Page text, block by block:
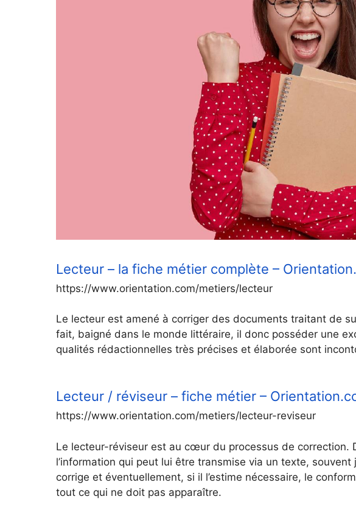
Lecteur – la fiche métier complète –
https://www.orientation.com/metiers/lecteur
Le lecteur est amené à corriger des documents traitant de
fait, baigné dans le monde littéraire, il donc posséder une
qualités rédactionnelles très précises et élaborée sont
Lecteur / réviseur – fiche métier –
https://www.orientation.com/metiers/lecteur-reviseur
Le lecteur-réviseur est au cœur du processus de correction.
l’information qui peut lui être transmise via un texte,
corrige et éventuellement, si il l’estime nécessaire, le
tout ce qui ne doit pas apparaître.